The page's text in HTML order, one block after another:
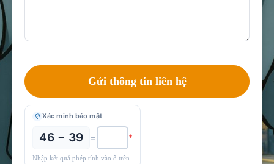
Xác minh bảo mật
46 − 39 = *
Nhập kết quả phép tính vào ô trên